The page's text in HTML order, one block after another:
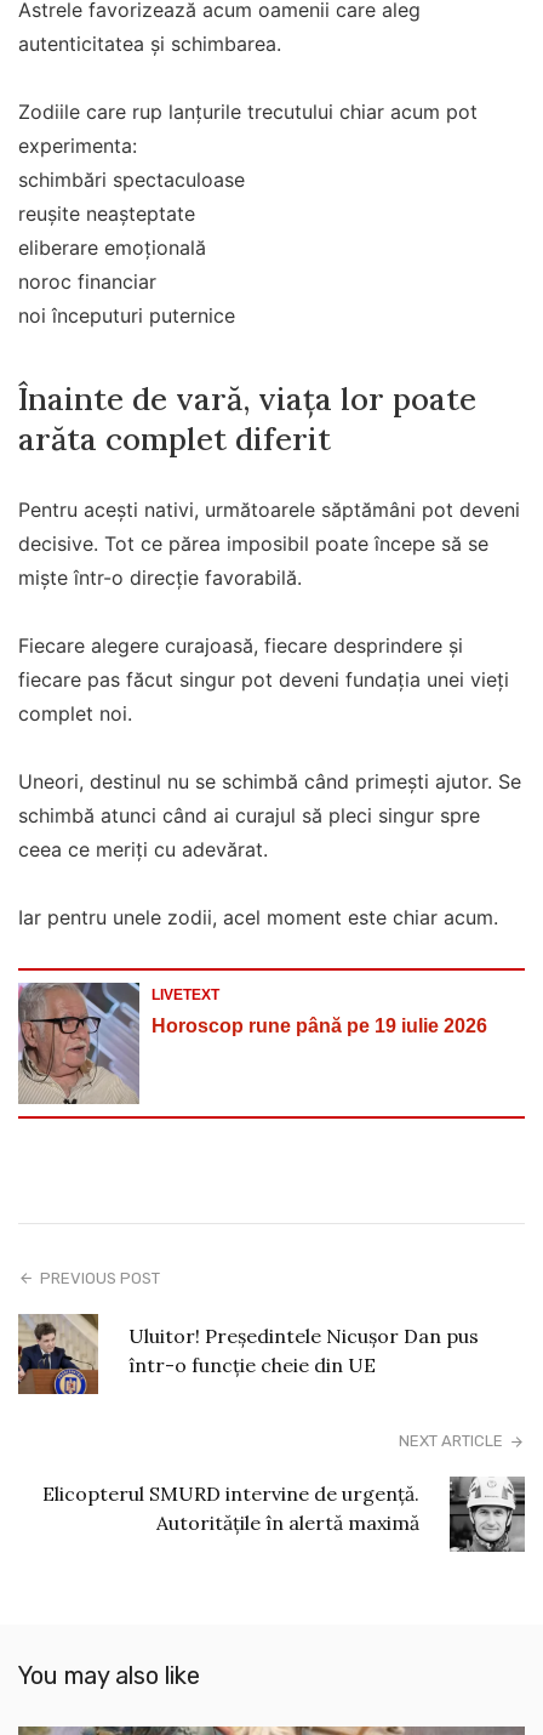
Astrele favorizează acum oamenii care aleg
autenticitatea și schimbarea.
Zodiile care rup lanțurile trecutului chiar acum pot
experimenta:
schimbări spectaculoase
reușite neașteptate
eliberare emoțională
noroc financiar
noi începuturi puternice
Înainte de vară, viața lor poate
arăta complet diferit
Pentru acești nativi, următoarele săptămâni pot deveni
decisive. Tot ce părea imposibil poate începe să se
miște într-o direcție favorabilă.
Fiecare alegere curajoasă, fiecare desprindere și
fiecare pas făcut singur pot deveni fundația unei vieți
complet noi.
Uneori, destinul nu se schimbă când primești ajutor. Se
schimbă atunci când ai curajul să pleci singur spre
ceea ce meriți cu adevărat.
Iar pentru unele zodii, acel moment este chiar acum.
LIVETEXT
Horoscop rune până pe 19 iulie 2026
PREVIOUS POST
Uluitor! Președintele Nicușor Dan pus
într-o funcție cheie din UE
NEXT ARTICLE
Elicopterul SMURD intervine de urgență.
Autoritățile în alertă maximă
You may also like